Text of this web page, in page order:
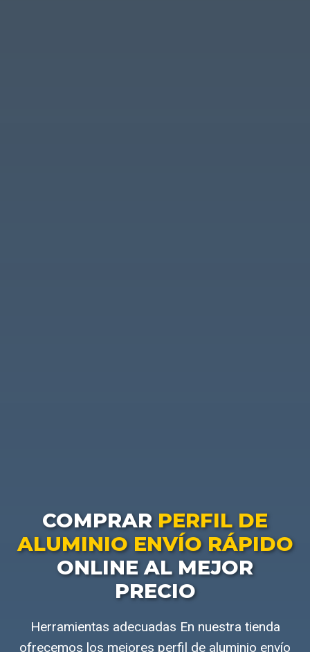
COMPRAR PERFIL DE
ALUMINIO ENVÍO RÁPIDO
ONLINE AL MEJOR
PRECIO
Herramientas adecuadas En nuestra tienda
ofrecemos los mejores perfil de aluminio envío